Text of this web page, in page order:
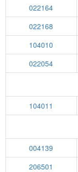
022164
022168
104010
022054
104011
004139
206501